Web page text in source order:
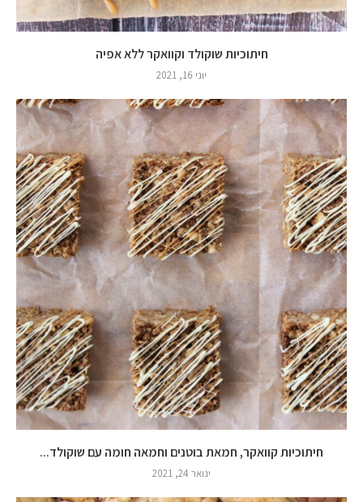
חיתוכיות שוקולד וקוואקר ללא אפיה
יוני 16, 2021
חיתוכיות קוואקר, חמאת בוטנים וחמאה חומה עם שוקולד...
ינואר 24, 2021